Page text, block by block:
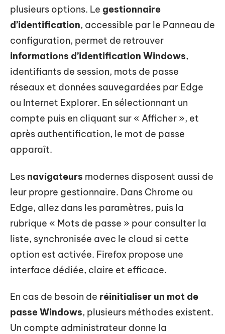
plusieurs options. Le gestionnaire
d’identification, accessible par le Panneau de
configuration, permet de retrouver
informations d’identification Windows,
identifiants de session, mots de passe
réseaux et données sauvegardées par Edge
ou Internet Explorer. En sélectionnant un
compte puis en cliquant sur « Afficher », et
après authentification, le mot de passe
apparaît.
Les navigateurs modernes disposent aussi de
leur propre gestionnaire. Dans Chrome ou
Edge, allez dans les paramètres, puis la
rubrique « Mots de passe » pour consulter la
liste, synchronisée avec le cloud si cette
option est activée. Firefox propose une
interface dédiée, claire et efficace.
En cas de besoin de réinitialiser un mot de
passe Windows, plusieurs méthodes existent.
Un compte administrateur donne la